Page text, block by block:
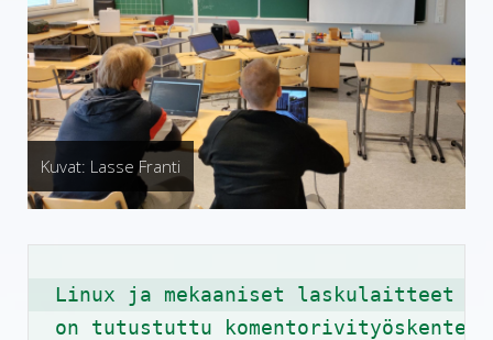
Kuvat: Lasse Franti
Linux ja mekaaniset laskulaitteet
on tutustuttu